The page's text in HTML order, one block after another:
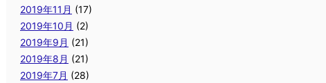
2019年11月 (17)
2019年10月 (2)
2019年9月 (21)
2019年8月 (21)
2019年7月 (28)